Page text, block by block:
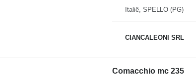
Italië, SPELLO (PG)
CIANCALEONI SRL
Comacchio mc 235